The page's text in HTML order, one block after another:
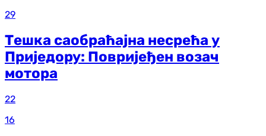
29
Тешка саобраћајна несрећа у
Приједору: Повријеђен возач
мотора
22
16